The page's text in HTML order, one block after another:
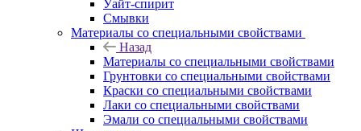
Уайт-спирит
Смывки
Материалы со специальными свойствами
Назад
Материалы со специальными свойствами
Грунтовки со специальными свойствами
Краски со специальными свойствами
Лаки со специальными свойствами
Эмали со специальными свойствами